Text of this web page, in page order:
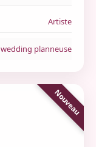
Artiste
wedding planneuse